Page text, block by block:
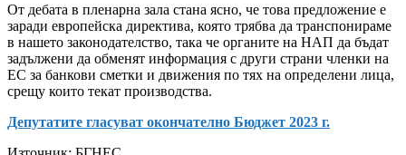
От дебата в пленарна зала стана ясно, че това предложение е
заради европейска директива, която трябва да транспонираме
в нашето законодателство, така че органите на НАП да бъдат
задължени да обменят информация с други страни членки на
ЕС за банкови сметки и движения по тях на определени лица,
срещу които текат производства.
Депутатите гласуват окончателно Бюджет 2023 г.